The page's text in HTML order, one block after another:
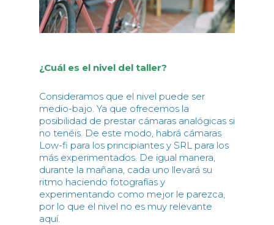
¿Cuál es el nivel del taller?
Consideramos que el nivel puede ser
medio-bajo. Ya que ofrecemos la
posibilidad de prestar cámaras analógicas si
no tenéis. De este modo, habrá cámaras
Low-fi para los principiantes y SRL para los
más experimentados. De igual manera,
durante la mañana, cada uno llevará su
ritmo haciendo fotografías y
experimentando como mejor le parezca,
por lo que el nivel no es muy relevante
aquí.